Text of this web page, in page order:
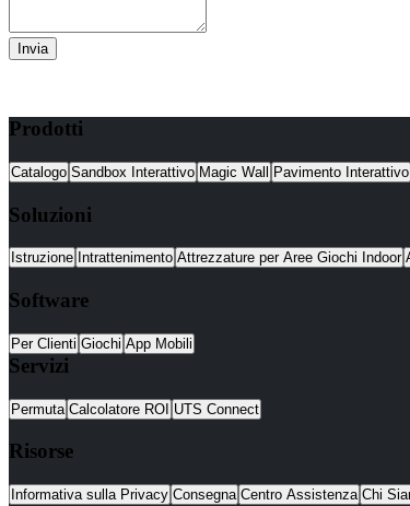
Invia
Prodotti
Catalogo Sandbox Interattivo Magic Wall Pavimento Interattivo
Soluzioni
Istruzione Intrattenimento Attrezzature per Aree Giochi Indoor
Software
Per Clienti Giochi App Mobili
Servizi
Permuta Calcolatore ROI UTS Connect
Risorse
Informativa sulla Privacy Consegna Centro Assistenza Chi